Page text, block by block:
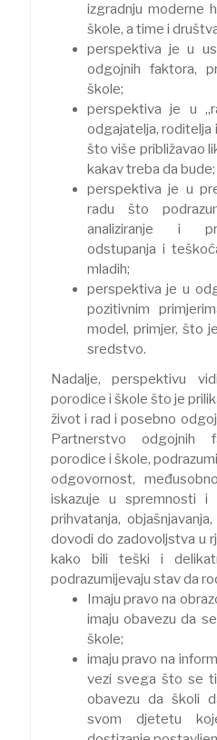
izgradnju moderne
škole, a time i
perspektiva je u
odgojnih faktora,
škole;
perspektiva je u
odgajatelja, roditelja
što više približavao
kakav treba da bude;
perspektiva je u
radu što
analiziranje i
odstupanja i
mladih;
perspektiva je u
pozitivnim
model, primjer, što
sredstvo.
Nadalje, perspektivu
porodice i škole što je
život i rad i posebno
Partnerstvo odgojnih
porodice i škole,
odgovornost,
iskazuje u spremnosti i
prihvatanja,
dovodi do zadovoljstva u
kako bili teški i
podrazumijevaju stav da
Imaju pravo na
imaju obavezu da
škole;
imaju pravo na
vezi svega što se
obavezu da školi
svom djetetu